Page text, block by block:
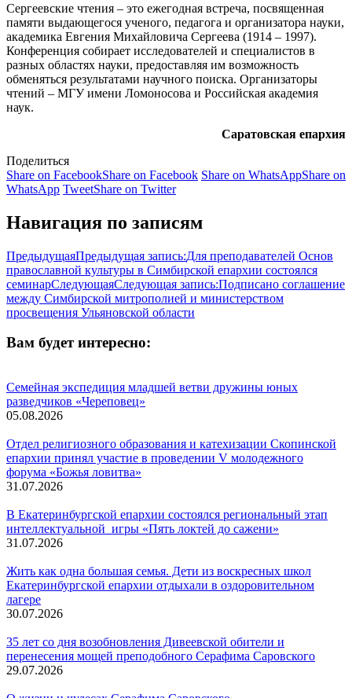
Сергеевские чтения – это ежегодная встреча, посвященная
памяти выдающегося ученого, педагога и организатора науки,
академика Евгения Михайловича Сергеева (1914 – 1997).
Конференция собирает исследователей и специалистов в
разных областях науки, предоставляя им возможность
обменяться результатами научного поиска. Организаторы
чтений – МГУ имени Ломоносова и Российская академия
наук.
Саратовская епархия
Поделиться
Share on FacebookShare on Facebook Share on WhatsAppShare on
WhatsApp TweetShare on Twitter
Навигация по записям
ПредыдущаяПредыдущая запись:Для преподавателей Основ
православной культуры в Симбирской епархии состоялся
семинарСледующаяСледующая запись:Подписано соглашение
между Симбирской митрополией и министерством
просвещения Ульяновской области
Вам будет интересно:
Семейная экспедиция младшей ветви дружины юных
разведчиков «Череповец»
05.08.2026
Отдел религиозного образования и катехизации Скопинской
епархии принял участие в проведении V молодежного
форума «Божья ловитва»
31.07.2026
В Екатеринбургской епархии состоялся региональный этап
интеллектуальной игры «Пять локтей до сажени»
31.07.2026
Жить как одна большая семья. Дети из воскресных школ
Екатеринбургской епархии отдыхали в оздоровительном
лагере
30.07.2026
35 лет со дня возобновления Дивеевской обители и
перенесения мощей преподобного Серафима Саровского
29.07.2026